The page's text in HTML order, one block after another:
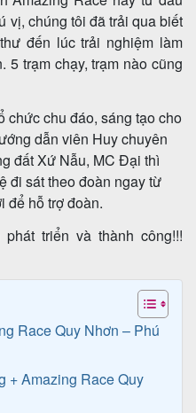
vị, chúng tôi đã trải qua biết
đến lúc trải nghiệm làm
5 trạm chạy, trạm nào cũng
chức chu đáo, sáng tạo cho
dẫn viên Huy chuyên
đất Xứ Nẫu, MC Đại thì
đi sát theo đoàn ngay từ
để hỗ trợ đoàn.
phát triển và thành công!!!
Race Quy Nhơn – Phú
+ Amazing Race Quy